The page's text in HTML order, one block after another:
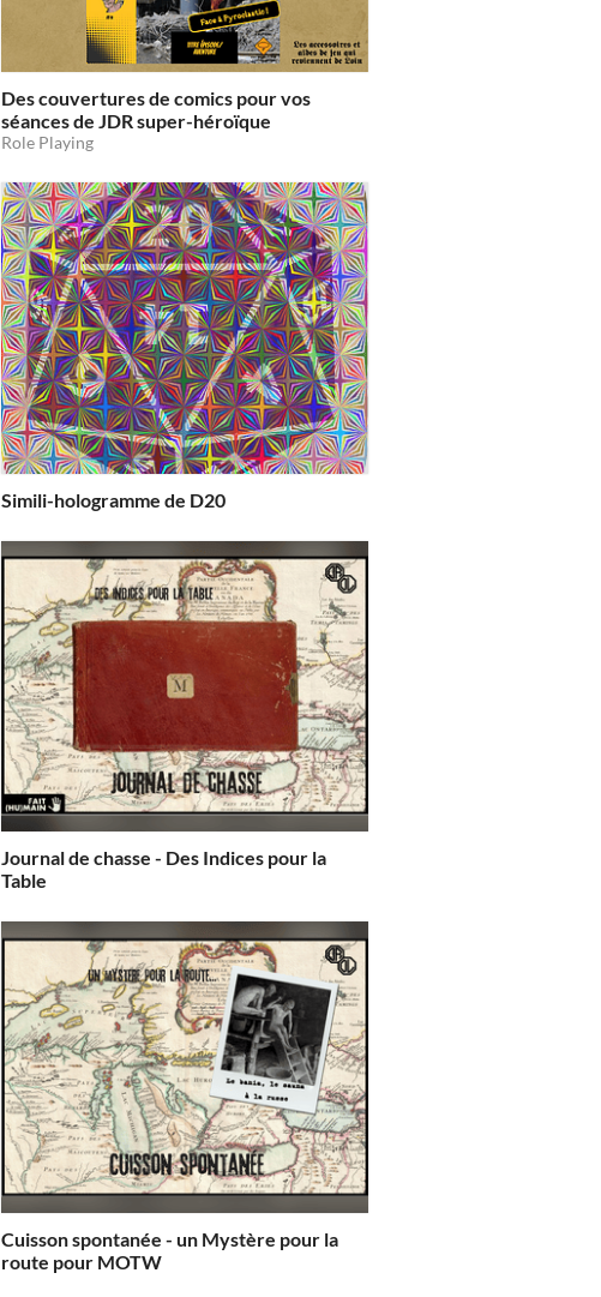
Des couvertures de comics pour vos
séances de JDR super-héroïque
Role Playing
Simili-hologramme de D20
Journal de chasse - Des Indices pour la
Table
Cuisson spontanée - un Mystère pour la
route pour MOTW